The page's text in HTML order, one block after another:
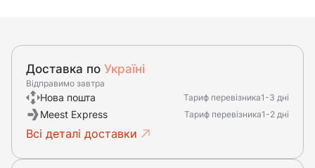
Доставка по Україні
Відправимо завтра
Нова пошта Тариф перевізника1-3 дні
Meest Express Тариф перевізника1-2 дні
Всі деталі доставки